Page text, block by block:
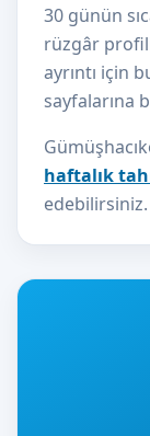
30 günün
rüzgâr
ayrıntı için
sayfalarına
haftalık
edebilirsiniz.